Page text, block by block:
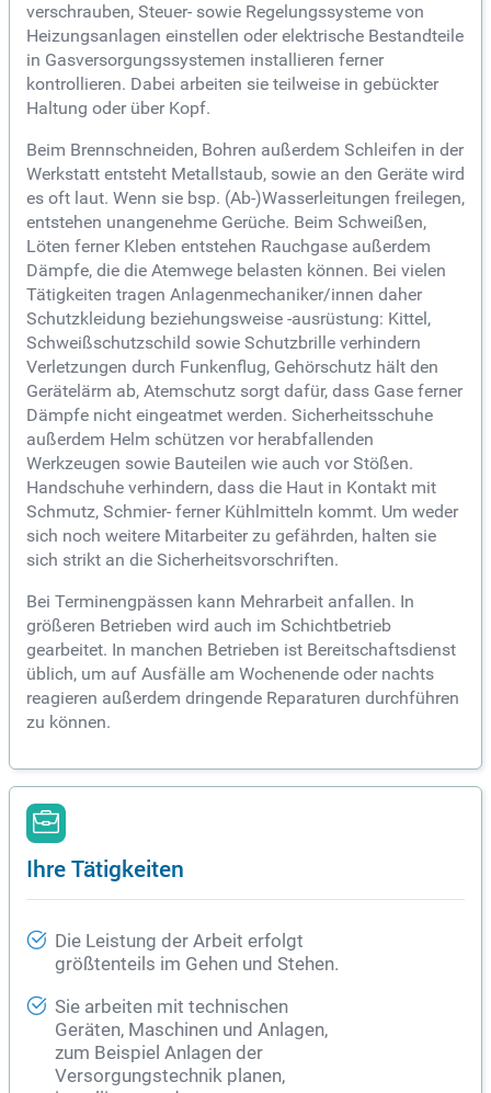
verschrauben, Steuer- sowie Regelungssysteme von
Heizungsanlagen einstellen oder elektrische Bestandteile
in Gasversorgungssystemen installieren ferner
kontrollieren. Dabei arbeiten sie teilweise in gebückter
Haltung oder über Kopf.
Beim Brennschneiden, Bohren außerdem Schleifen in der
Werkstatt entsteht Metallstaub, sowie an den Geräte wird
es oft laut. Wenn sie bsp. (Ab-)Wasserleitungen freilegen,
entstehen unangenehme Gerüche. Beim Schweißen,
Löten ferner Kleben entstehen Rauchgase außerdem
Dämpfe, die die Atemwege belasten können. Bei vielen
Tätigkeiten tragen Anlagenmechaniker/innen daher
Schutzkleidung beziehungsweise -ausrüstung: Kittel,
Schweißschutzschild sowie Schutzbrille verhindern
Verletzungen durch Funkenflug, Gehörschutz hält den
Gerätelärm ab, Atemschutz sorgt dafür, dass Gase ferner
Dämpfe nicht eingeatmet werden. Sicherheitsschuhe
außerdem Helm schützen vor herabfallenden
Werkzeugen sowie Bauteilen wie auch vor Stößen.
Handschuhe verhindern, dass die Haut in Kontakt mit
Schmutz, Schmier- ferner Kühlmitteln kommt. Um weder
sich noch weitere Mitarbeiter zu gefährden, halten sie
sich strikt an die Sicherheitsvorschriften.
Bei Terminengpässen kann Mehrarbeit anfallen. In
größeren Betrieben wird auch im Schichtbetrieb
gearbeitet. In manchen Betrieben ist Bereitschaftsdienst
üblich, um auf Ausfälle am Wochenende oder nachts
reagieren außerdem dringende Reparaturen durchführen
zu können.
Ihre Tätigkeiten
Die Leistung der Arbeit erfolgt
größtenteils im Gehen und Stehen.
Sie arbeiten mit technischen
Geräten, Maschinen und Anlagen,
zum Beispiel Anlagen der
Versorgungstechnik planen,